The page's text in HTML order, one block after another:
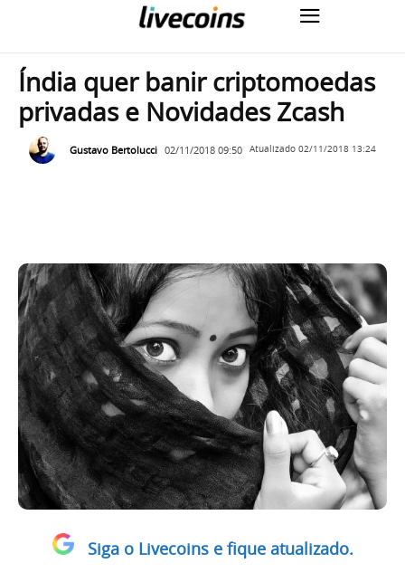
Índia quer banir criptomoedas
privadas e Novidades Zcash
Gustavo Bertolucci 02/11/2018 09:50 Atualizado 02/11/2018 13:24
Siga o Livecoins e fique atualizado.